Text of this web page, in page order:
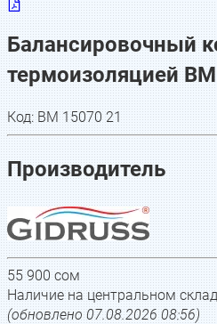
Балансировочный
термоизоляцией
Код:BM 15070 21
Производитель
55 900сом
Наличие на центральном
(обновлено07.08.2026 08:56)